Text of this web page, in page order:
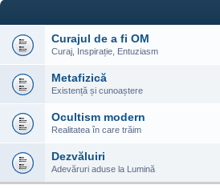
Curajul de a fi OM
Curaj, Inspirație, Entuziasm
Metafizică
Existență și cunoaștere
Ocultism modern
Realitatea în care trăim
Dezvăluiri
Adevăruri aduse la Lumină